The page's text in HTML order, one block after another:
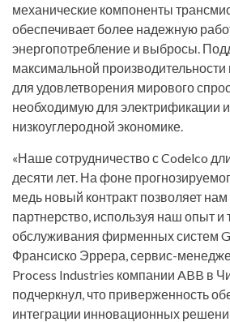
механические компоненты
обеспечивает более надежную
энергопотребление и выбросы.
максимальной производительности
для удовлетворения мирового
необходимую для электрификации
низкоуглеродной экономике.
«Наше сотрудничество с Codelco
десяти лет. На фоне
медь новый контракт позволяет нам
партнерство, используя наш опыт и
обслуживания фирменных систем
Франсиско Эррера, сервис-
Process Industries компании ABB в
подчеркнул, что приверженность
интеграции инновационных